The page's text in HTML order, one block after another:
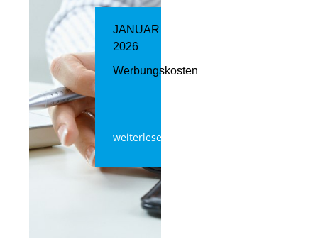
JANUAR
2026
Werbungskosten
weiterlesen